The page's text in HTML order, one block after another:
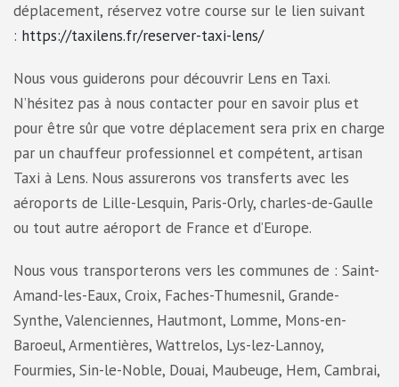
déplacement, réservez votre course sur le lien suivant
: https://taxilens.fr/reserver-taxi-lens/
Nous vous guiderons pour découvrir Lens en Taxi.
N’hésitez pas à nous contacter pour en savoir plus et
pour être sûr que votre déplacement sera prix en charge
par un chauffeur professionnel et compétent, artisan
Taxi à Lens. Nous assurerons vos transferts avec les
aéroports de Lille-Lesquin, Paris-Orly, charles-de-Gaulle
ou tout autre aéroport de France et d’Europe.
Nous vous transporterons vers les communes de : Saint-
Amand-les-Eaux, Croix, Faches-Thumesnil, Grande-
Synthe, Valenciennes, Hautmont, Lomme, Mons-en-
Baroeul, Armentières, Wattrelos, Lys-lez-Lannoy,
Fourmies, Sin-le-Noble, Douai, Maubeuge, Hem, Cambrai,